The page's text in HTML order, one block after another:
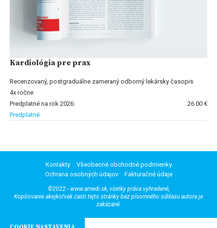
Kardiológia pre prax
Recenzovaný, postgraduálne zameraný odborný lekársky časopis
4x ročne
Predplatné na rok 2026:
26.00 €
Predplatné
Kontakty
Všeobecné obchodné podmienky
Ochrana osobných údajov
Fakturačné údaje
©2022 - www.amedi.sk, všetky práva vyhradené,
Kopírovanie akejkoľvek časti tejto stránky bez písomného súhlasu autora je
zakázané.